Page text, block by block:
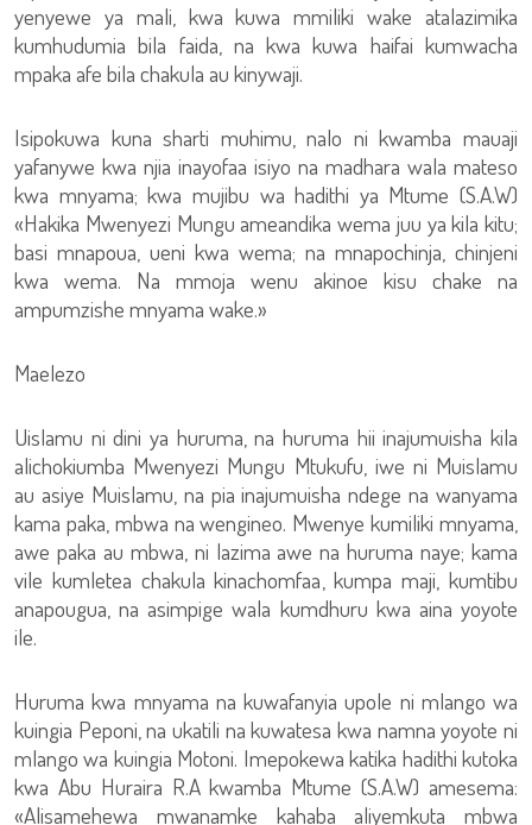
yenyewe ya mali, kwa kuwa mmiliki wake atalazimika
kumhudumia bila faida, na kwa kuwa haifai kumwacha
mpaka afe bila chakula au kinywaji.
Isipokuwa kuna sharti muhimu, nalo ni kwamba mauaji
yafanywe kwa njia inayofaa isiyo na madhara wala mateso
kwa mnyama; kwa mujibu wa hadithi ya Mtume (S.A.W)
«Hakika Mwenyezi Mungu ameandika wema juu ya kila kitu;
basi mnapoua, ueni kwa wema; na mnapochinja, chinjeni
kwa wema. Na mmoja wenu akinoe kisu chake na
ampumzishe mnyama wake.»
Maelezo
Uislamu ni dini ya huruma, na huruma hii inajumuisha kila
alichokiumba Mwenyezi Mungu Mtukufu, iwe ni Muislamu
au asiye Muislamu, na pia inajumuisha ndege na wanyama
kama paka, mbwa na wengineo. Mwenye kumiliki mnyama,
awe paka au mbwa, ni lazima awe na huruma naye; kama
vile kumletea chakula kinachomfaa, kumpa maji, kumtibu
anapougua, na asimpige wala kumdhuru kwa aina yoyote
ile.
Huruma kwa mnyama na kuwafanyia upole ni mlango wa
kuingia Peponi, na ukatili na kuwatesa kwa namna yoyote ni
mlango wa kuingia Motoni. Imepokewa katika hadithi kutoka
kwa Abu Huraira R.A kwamba Mtume (S.A.W) amesema:
«Alisamehewa mwanamke kahaba aliyemkuta mbwa